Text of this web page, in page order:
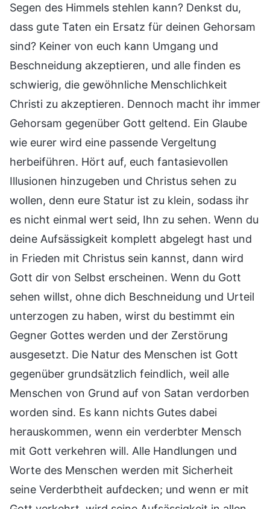
Segen des Himmels stehlen kann? Denkst du,
dass gute Taten ein Ersatz für deinen Gehorsam
sind? Keiner von euch kann Umgang und
Beschneidung akzeptieren, und alle finden es
schwierig, die gewöhnliche Menschlichkeit
Christi zu akzeptieren. Dennoch macht ihr immer
Gehorsam gegenüber Gott geltend. Ein Glaube
wie eurer wird eine passende Vergeltung
herbeiführen. Hört auf, euch fantasievollen
Illusionen hinzugeben und Christus sehen zu
wollen, denn eure Statur ist zu klein, sodass ihr
es nicht einmal wert seid, Ihn zu sehen. Wenn du
deine Aufsässigkeit komplett abgelegt hast und
in Frieden mit Christus sein kannst, dann wird
Gott dir von Selbst erscheinen. Wenn du Gott
sehen willst, ohne dich Beschneidung und Urteil
unterzogen zu haben, wirst du bestimmt ein
Gegner Gottes werden und der Zerstörung
ausgesetzt. Die Natur des Menschen ist Gott
gegenüber grundsätzlich feindlich, weil alle
Menschen von Grund auf von Satan verdorben
worden sind. Es kann nichts Gutes dabei
herauskommen, wenn ein verderbter Mensch
mit Gott verkehren will. Alle Handlungen und
Worte des Menschen werden mit Sicherheit
seine Verderbtheit aufdecken; und wenn er mit